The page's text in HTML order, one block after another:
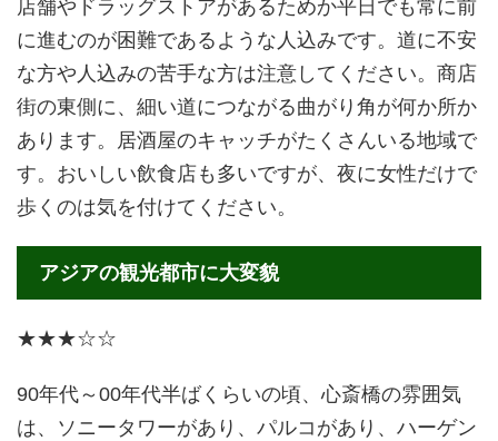
店舗やドラッグストアがあるためか平日でも常に前
に進むのが困難であるような人込みです。道に不安
な方や人込みの苦手な方は注意してください。商店
街の東側に、細い道につながる曲がり角が何か所か
あります。居酒屋のキャッチがたくさんいる地域で
す。おいしい飲食店も多いですが、夜に女性だけで
歩くのは気を付けてください。
アジアの観光都市に大変貌
★★★☆☆
90年代～00年代半ばくらいの頃、心斎橋の雰囲気
は、ソニータワーがあり、パルコがあり、ハーゲン